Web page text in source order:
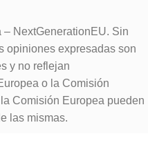
NextGenerationEU. Sin
opiniones expresadas son
y no reflejan
o la Comisión
Comisión Europea pueden
las mismas.